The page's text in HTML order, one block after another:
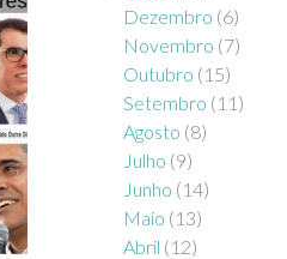
Dezembro (6)
Novembro (7)
Outubro (15)
Setembro (11)
Agosto (8)
Julho (9)
Junho (14)
Maio (13)
Abril (12)